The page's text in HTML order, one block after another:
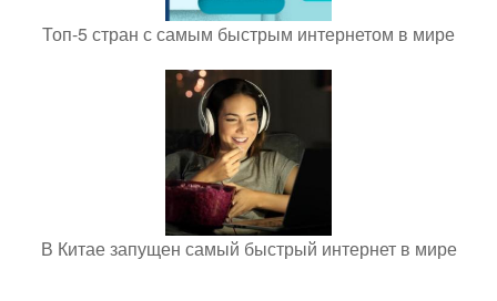
Топ-5 стран с самым быстрым интернетом в мире
В Китае запущен самый быстрый интернет в мире